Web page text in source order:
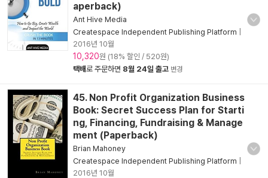
aperback)
Ant Hive Media
Createspace Independent Publishing Platform
2016년 10월
10,320원 (18% 할인 / 520원)
택배로 주문하면 8월 24일 출고 변경
45. Non Profit Organization Business
Book: Secret Success Plan for Starti
ng, Financing, Fundraising & Manage
ment (Paperback)
Brian Mahoney
Createspace Independent Publishing Platform
2016년 10월